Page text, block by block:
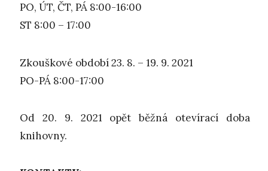
PO, ÚT, ČT, PÁ 8:00-16:00
ST 8:00 – 17:00
Zkouškové období 23. 8. – 19. 9. 2021
PO-PÁ 8:00-17:00
Od 20. 9. 2021 opět běžná otevírací doba
knihovny.